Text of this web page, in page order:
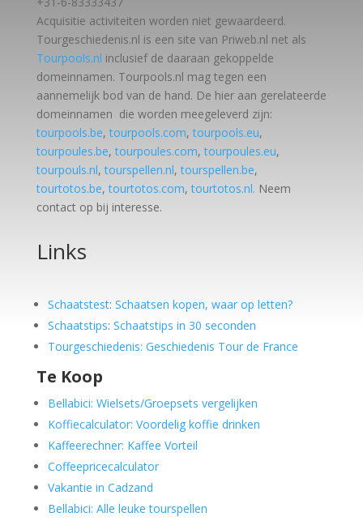
Acquisitie activiteiten worden niet gewaardeerd.
Tourgeschiedenis.nl is een site van Priweb.nl net als
Tourpools.nl inclusief de daaraan gekoppelde
domeinnamen. Tourpools.nl mag tegen een
aannemelijk bod van de hand. De hier aan gerelateerde
domeinnamen die worden meegeleverd zijn:
tourpools.be,tourpools.com,tourpools.eu,
tourpoules.be,tourpoules.com,tourpoules.eu,
tourpouls.nl,tourspellen.nl,tourspellen.be,
tourtotos.be,tourtotos.com,tourtotos.nl. Neem
contact op bij interesse.
Links
Schaatstest: Schaatsen kopen, waar op letten?
Schaatstips: Schaatstips in 30 seconden
Tourgeschiedenis: Geschiedenis Tour de France
Te Koop
Bellabici: Wielsets/Groepsets vergelijken
Koffiecalculator: Voordelig koffie drinken
Kaffeerechner: Kaffee Vorteil
Coffeepricecalculator
Vakantie in Cadzand
Bellabici: Alle leuke tourspellen